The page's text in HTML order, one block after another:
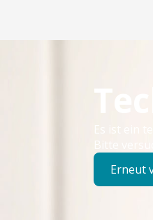
Es ist ein
Bitte
Erneut